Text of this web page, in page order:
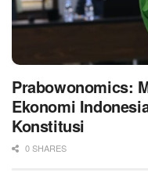
Prabowonomics:
Ekonomi
Konstitusi
0 SHARES